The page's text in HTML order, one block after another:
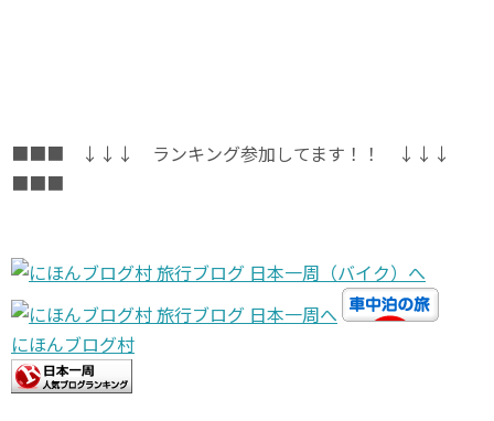
■■■ ↓↓↓ ランキング参加してます！！ ↓↓↓
■■■
にほんブログ村